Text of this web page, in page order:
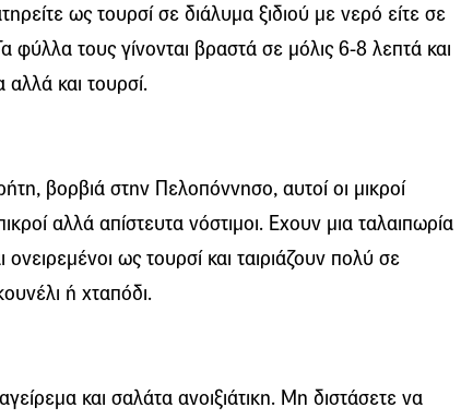
ως τουρσί σε διάλυμα ξιδιού με νερό είτε σε
φύλλα τους γίνονται βραστά σε μόλις 6-8 λεπτά και
αλλά και τουρσί.
βορβιά στην Πελοπόννησο, αυτοί οι μικροί
αλλά απίστευτα νόστιμοι. Εχουν μια ταλαιπωρία
ως τουρσί και ταιριάζουν πολύ σε
ή χταπόδι.
και σαλάτα ανοιξιάτικη. Μη διστάσετε να